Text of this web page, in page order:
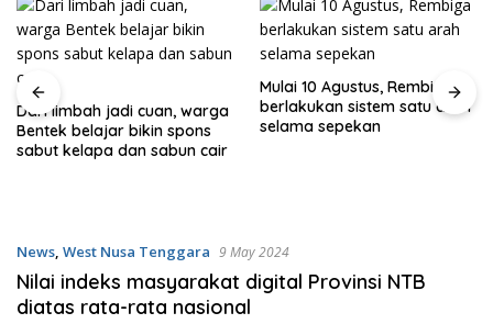
Dari limbah jadi cuan, warga
Bentek belajar bikin spons
sabut kelapa dan sabun cair
Mulai 10 Agustus, Rembiga
berlakukan sistem satu arah
selama sepekan
News, West Nusa Tenggara 9 May 2024
Nilai indeks masyarakat digital Provinsi NTB
diatas rata-rata nasional